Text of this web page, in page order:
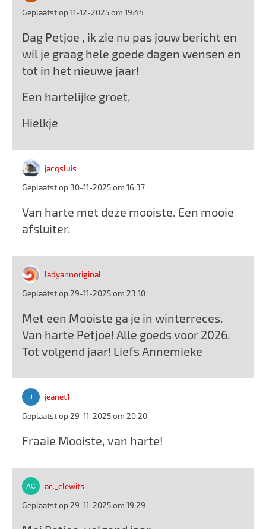
Geplaatst op 11-12-2025 om 19:44
Dag Petjoe , ik zie nu pas jouw bericht en
wil je graag hele goede dagen wensen en
tot in het nieuwe jaar!
Een hartelijke groet,
Hielkje
jacqsluis
Geplaatst op 30-11-2025 om 16:37
Van harte met deze mooiste. Een mooie
afsluiter.
ladyannoriginal
Geplaatst op 29-11-2025 om 23:10
Met een Mooiste ga je in winterreces.
Van harte Petjoe! Alle goeds voor 2026.
Tot volgend jaar! Liefs Annemieke
jeanet1
Geplaatst op 29-11-2025 om 20:20
Fraaie Mooiste, van harte!
ac._clewits
Geplaatst op 29-11-2025 om 19:29